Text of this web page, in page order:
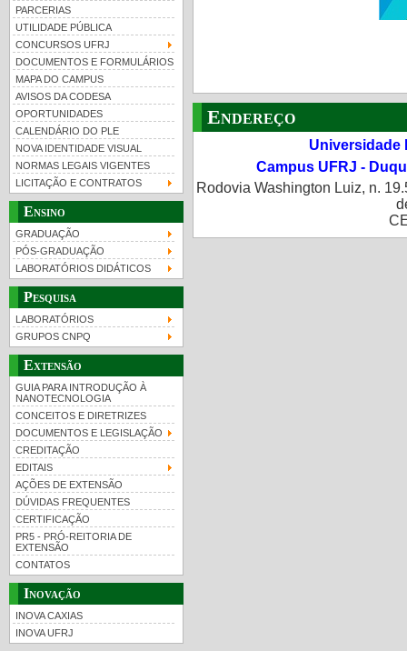
PARCERIAS
UTILIDADE PÚBLICA
CONCURSOS UFRJ
DOCUMENTOS E FORMULÁRIOS
MAPA DO CAMPUS
AVISOS DA CODESA
OPORTUNIDADES
CALENDÁRIO DO PLE
NOVA IDENTIDADE VISUAL
NORMAS LEGAIS VIGENTES
LICITAÇÃO E CONTRATOS
Ensino
GRADUAÇÃO
PÓS-GRADUAÇÃO
LABORATÓRIOS DIDÁTICOS
Pesquisa
LABORATÓRIOS
GRUPOS CNPQ
Extensão
GUIA PARA INTRODUÇÃO À
NANOTECNOLOGIA
CONCEITOS E DIRETRIZES
DOCUMENTOS E LEGISLAÇÃO
CREDITAÇÃO
EDITAIS
AÇÕES DE EXTENSÃO
DÚVIDAS FREQUENTES
CERTIFICAÇÃO
PR5 - PRÓ-REITORIA DE
EXTENSÃO
CONTATOS
Inovação
INOVA CAXIAS
INOVA UFRJ
Endereço
Universidade
Campus UFRJ -
Rodovia Washington Luiz, n.
Guia de boas práticas
UFRJ 100 anos